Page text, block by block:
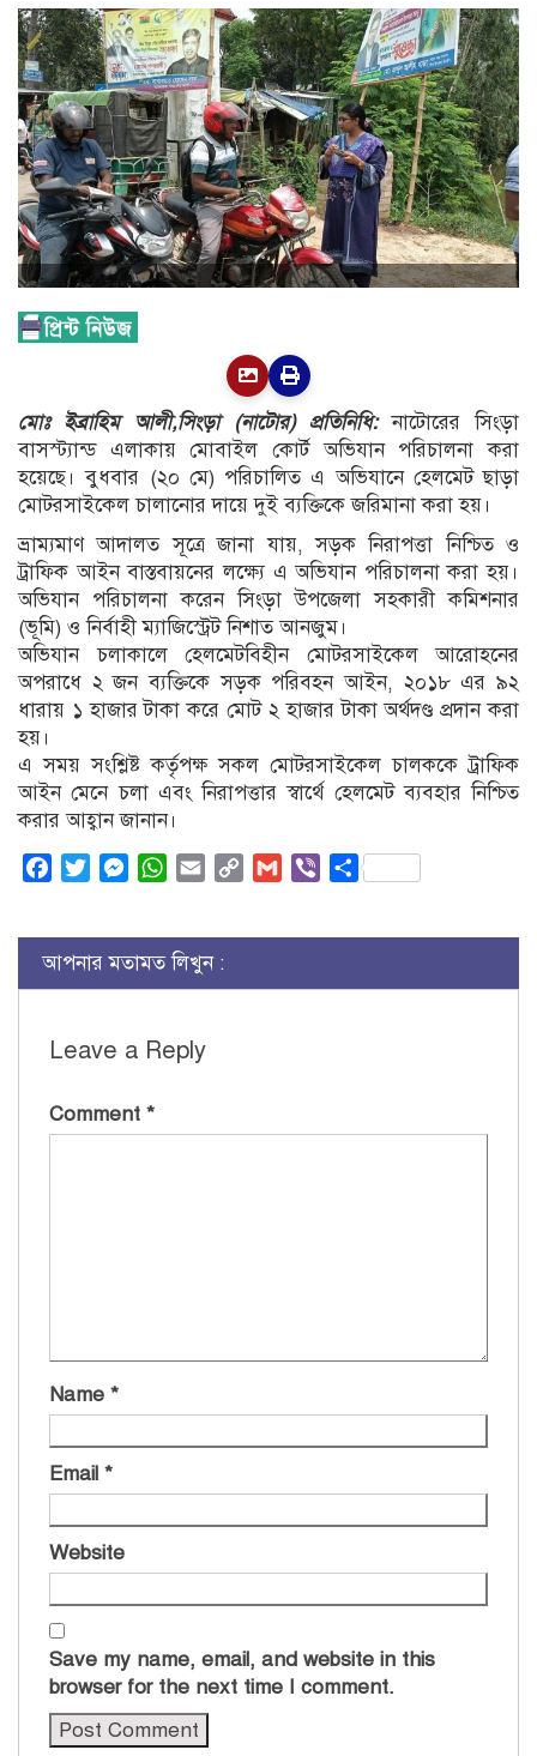
মোঃ ইব্রাহিম আলী,সিংড়া (নাটোর) প্রতিনিধি:নাটোরের সিংড়া
বাসস্ট্যান্ড এলাকায় মোবাইল কোর্ট অভিযান পরিচালনা করা
হয়েছে। বুধবার (২০ মে) পরিচালিত এ অভিযানে হেলমেট ছাড়া
মোটরসাইকেল চালানোর দায়ে দুই ব্যক্তিকে জরিমানা করা হয়।
ভ্রাম্যমাণ আদালত সূত্রে জানা যায়, সড়ক নিরাপত্তা নিশ্চিত ও
ট্রাফিক আইন বাস্তবায়নের লক্ষ্যে এ অভিযান পরিচালনা করা হয়।
অভিযান পরিচালনা করেন সিংড়া উপজেলা সহকারী কমিশনার
(ভূমি) ও নির্বাহী ম্যাজিস্ট্রেট নিশাত আনজুম।
অভিযান চলাকালে হেলমেটবিহীন মোটরসাইকেল আরোহনের
অপরাধে ২ জন ব্যক্তিকে সড়ক পরিবহন আইন, ২০১৮ এর ৯২
ধারায় ১ হাজার টাকা করে মোট ২ হাজার টাকা অর্থদণ্ড প্রদান করা
হয়।
এ সময় সংশ্লিষ্ট কর্তৃপক্ষ সকল মোটরসাইকেল চালককে ট্রাফিক
আইন মেনে চলা এবং নিরাপত্তার স্বার্থে হেলমেট ব্যবহার নিশ্চিত
করার আহ্বান জানান।
FacebookTwitterMessenger
WhatsApp
Email
Copy
Gmail ViberShare
আপনার মতামত লিখুন :
Leave a Reply
Comment *
Name *
Email *
Website
Save my name, email, and website in this
browser for the next time I comment.